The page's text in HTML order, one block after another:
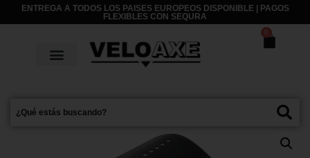
ENTREGA A TODOS LOS PAISES EUROPEOS DISPONIBLE | PAGOS
FLEXIBLES CON SEQURA
0